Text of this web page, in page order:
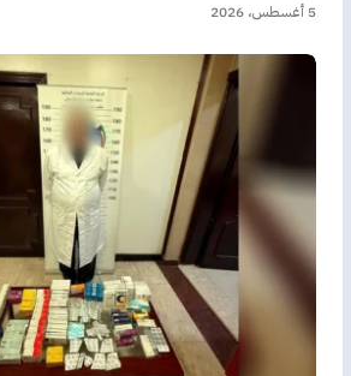
5 أغسطس، 2026